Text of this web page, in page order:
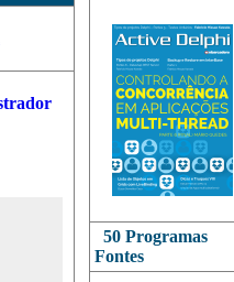
50 Programas
Fontes